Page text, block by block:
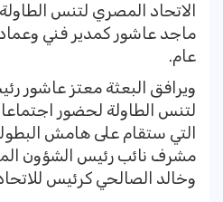
الاتحاد المصري لتنس
ماجد عاشور كمدير فني
عام.
ويرافق البعثة معتز عاشور
لتنس الطاولة لحضور
التي ستقام على هامش
مشرف نائب رئيس الشؤون
وخالد الصالحي كرئيس